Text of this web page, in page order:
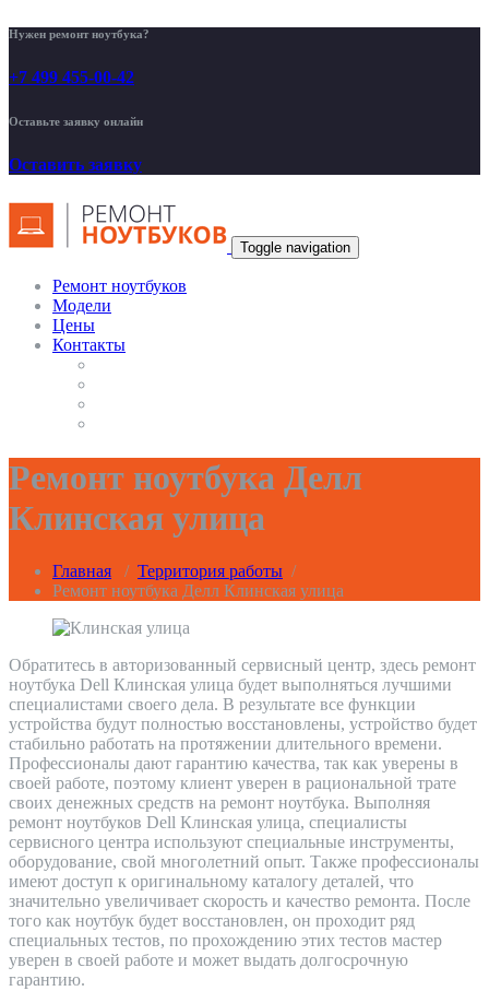
Нужен ремонт ноутбука?
+7 499 455-00-42
Оставьте заявку онлайн
Оставить заявку
Toggle navigation
Ремонт ноутбуков
Модели
Цены
Контакты
Ремонт ноутбука Делл
Клинская улица
Главная / Территория работы /
Ремонт ноутбука Делл Клинская улица
Обратитесь в авторизованный сервисный центр, здесь ремонт
ноутбука Dell Клинская улица будет выполняться лучшими
специалистами своего дела. В результате все функции
устройства будут полностью восстановлены, устройство будет
стабильно работать на протяжении длительного времени.
Профессионалы дают гарантию качества, так как уверены в
своей работе, поэтому клиент уверен в рациональной трате
своих денежных средств на ремонт ноутбука. Выполняя
ремонт ноутбуков Dell Клинская улица, специалисты
сервисного центра используют специальные инструменты,
оборудование, свой многолетний опыт. Также профессионалы
имеют доступ к оригинальному каталогу деталей, что
значительно увеличивает скорость и качество ремонта. После
того как ноутбук будет восстановлен, он проходит ряд
специальных тестов, по прохождению этих тестов мастер
уверен в своей работе и может выдать долгосрочную
гарантию.